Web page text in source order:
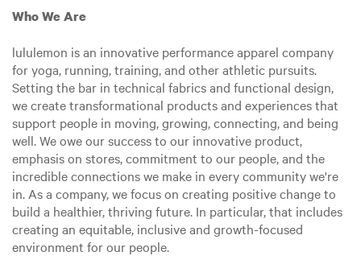
Who We Are
lululemon is an innovative performance apparel company
for yoga, running, training, and other athletic pursuits.
Setting the bar in technical fabrics and functional design,
we create transformational products and experiences that
support people in moving, growing, connecting, and being
well. We owe our success to our innovative product,
emphasis on stores, commitment to our people, and the
incredible connections we make in every community we're
in. As a company, we focus on creating positive change to
build a healthier, thriving future. In particular, that includes
creating an equitable, inclusive and growth-focused
environment for our people.